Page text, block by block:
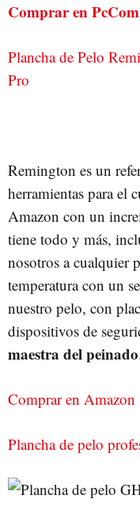
Comprar en
Plancha de Pelo
Pro
Remington es un
herramientas para el
Amazon con un
tiene todo y más,
nosotros a cualquier
temperatura con un
nuestro pelo, con
dispositivos de
maestra del peinado
Comprar en Amazon
Plancha de pelo